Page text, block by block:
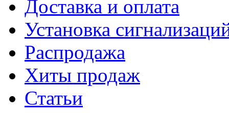
Доставка и оплата
Установка
Распродажа
Хиты продаж
Статьи